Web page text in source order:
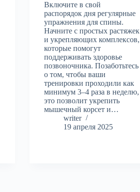
Включите в свой
распорядок дня регулярные
упражнения для спины.
Начните с простых растяжек
и укрепляющих комплексов,
которые помогут
поддерживать здоровье
позвоночника. Позаботьтесь
о том, чтобы ваши
тренировки проходили как
минимум 3–4 раза в неделю,
это позволит укрепить
мышечный корсет и…
writer
19 апреля 2025